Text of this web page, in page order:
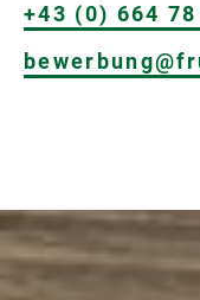
+43 (0) 664